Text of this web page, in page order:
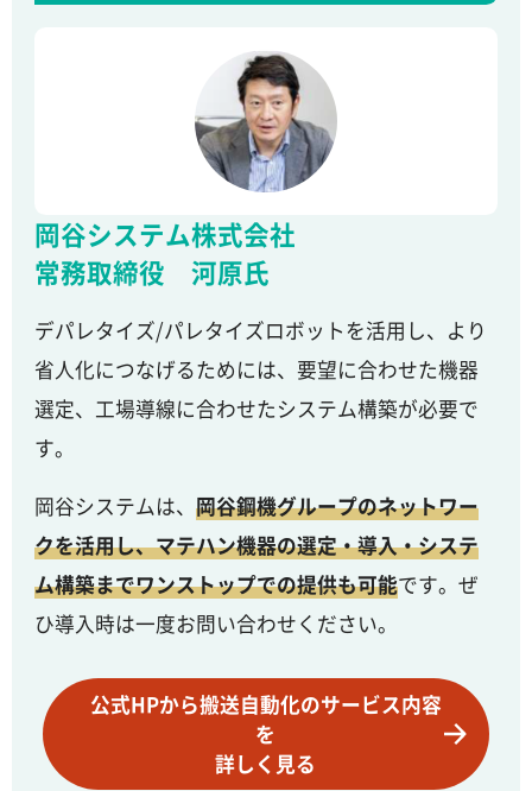
岡谷システム株式会社
常務取締役 河原氏
デパレタイズ/パレタイズロボットを活用し、より
省人化につなげるためには、要望に合わせた機器
選定、工場導線に合わせたシステム構築が必要で
す。
岡谷システムは、 岡谷鋼機グループのネットワー
クを活用し、マテハン機器の選定・導入・システ
ム構築までワンストップでの提供も可能です。ぜ
ひ導入時は一度お問い合わせください。
公式HPから搬送自動化のサービス内容
を
詳しく見る